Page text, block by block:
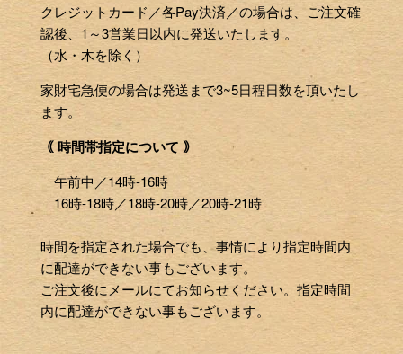
クレジットカード／各Pay決済／の場合は、ご注文確
認後、1～3営業日以内に発送いたします。
（水・木を除く）
家財宅急便の場合は発送まで3~5日程日数を頂いたし
ます。
｟ 時間帯指定について ｠
午前中／14時-16時
16時-18時／18時-20時／20時-21時
時間を指定された場合でも、事情により指定時間内
に配達ができない事もございます。
ご注文後にメールにてお知らせください。指定時間
内に配達ができない事もございます。